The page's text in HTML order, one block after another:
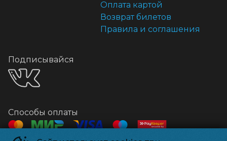
Оплата картой
Возврат билетов
Правила и соглашения
Подписывайся
Способы оплаты